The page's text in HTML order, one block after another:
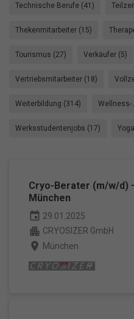
Technische Berufe (41)
Thekenmitarbeiter (15)
Tourismus (27) Verkäufer (5)
Vertriebsmitarbeiter (18)
Weiterbildung (314) Wellness-
Werksstudentenjobs (17)
Cryo-Berater (m/w/d)
München
event 29.01.2025
apartment CRYOSIZER GmbH
place München